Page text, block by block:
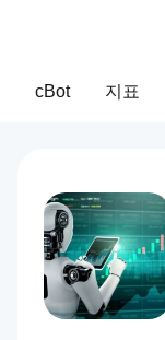
cBot 지표